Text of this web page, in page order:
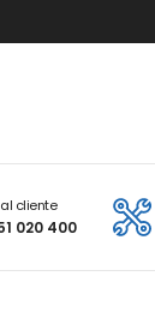
cliente
020 400